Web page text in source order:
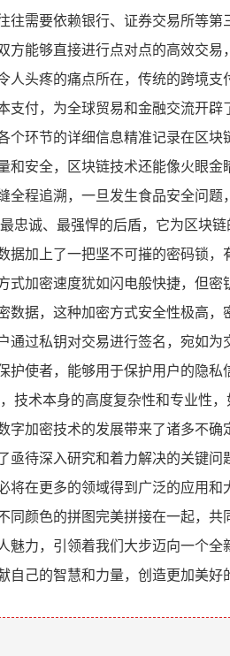
需要依赖银行、证券交易所等
能够直接进行点对点的高效交
头疼的痛点所在，传统的跨境
付，为全球贸易和金融交流开
环节的详细信息精准记录在区
安全，区块链技术还能像火眼
程追溯，一旦发生食品安全问
诚、最强悍的后盾，它为区块
加上了一把坚不可摧的密码锁
加密速度犹如闪电般快捷，但
据，这种加密方式安全性极高
过私钥对交易进行签名，宛如
使者，能够用于保护用户的隐
术本身的高度复杂性和专业性
加密技术的发展带来了诸多不
待深入研究和着力解决的关键
在更多的领域得到广泛的应用
颜色的拼图完美拼接在一起，
力，引领着我们大步迈向一个
自己的智慧和力量，创造更加美好